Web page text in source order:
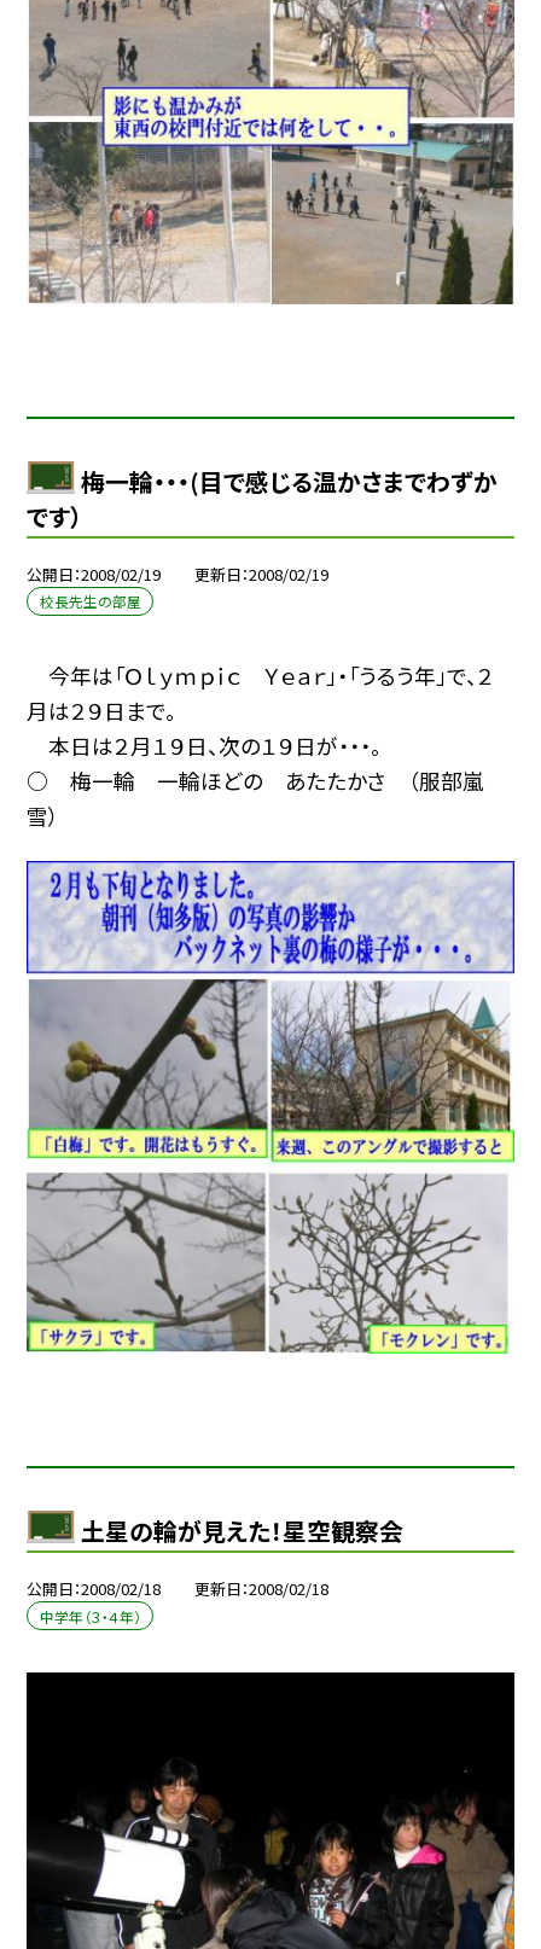
梅一輪・・・(目で感じる温かさまでわずか
です）
公開日 2008/02/19 更新日 2008/02/19
校長先生の部屋
今年は「Ｏｌｙｍｐｉｃ Ｙｅａｒ」・「うるう年」で、２
月は２９日まで。
本日は２月１９日、次の１９日が・・・。
○ 梅一輪 一輪ほどの あたたかさ （服部嵐
雪）
土星の輪が見えた！星空観察会
公開日 2008/02/18 更新日 2008/02/18
中学年（３・４年）